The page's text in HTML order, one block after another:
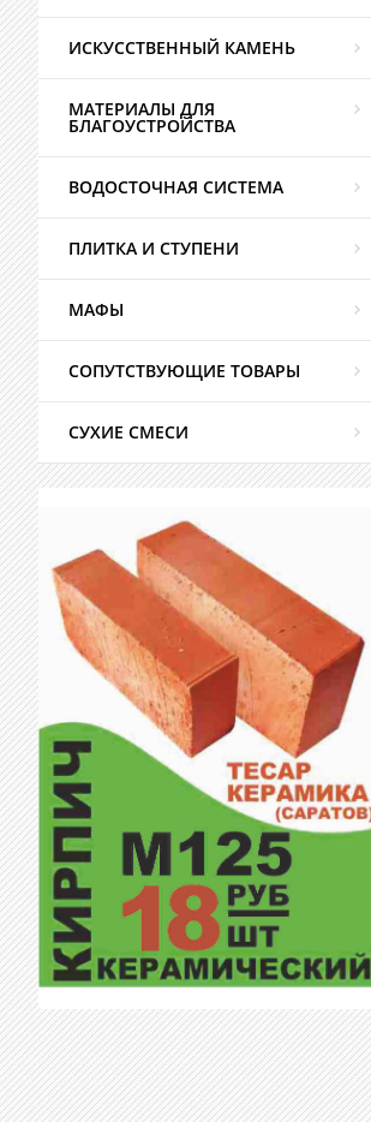
ИСКУССТВЕННЫЙ КАМЕНЬ
МАТЕРИАЛЫ ДЛЯ
БЛАГОУСТРОЙСТВА
ВОДОСТОЧНАЯ СИСТЕМА
ПЛИТКА И СТУПЕНИ
МАФЫ
СОПУТСТВУЮЩИЕ ТОВАРЫ
СУХИЕ СМЕСИ